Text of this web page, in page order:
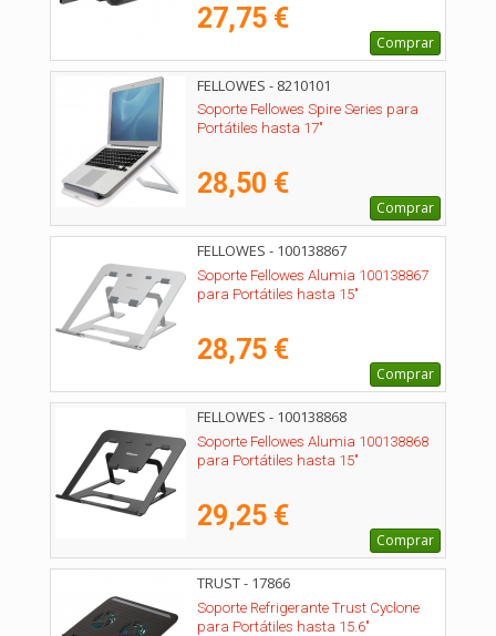
27,75 €
Comprar
FELLOWES - 8210101
Soporte Fellowes Spire Series para
Portátiles hasta 17"
28,50 €
Comprar
FELLOWES - 100138867
Soporte Fellowes Alumia 100138867
para Portátiles hasta 15"
28,75 €
Comprar
FELLOWES - 100138868
Soporte Fellowes Alumia 100138868
para Portátiles hasta 15"
29,25 €
Comprar
TRUST - 17866
Soporte Refrigerante Trust Cyclone
para Portátiles hasta 15.6"